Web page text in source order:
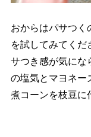
おからはパサつく
を試してみてくだ
サつき感が気にな
の塩気とマヨネー
煮コーンを枝豆に